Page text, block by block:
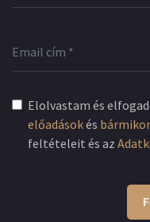
Elolvastam és
előadásokés
feltételeit és az